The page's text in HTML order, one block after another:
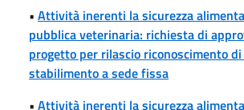
• Attività inerenti la sicurezza
pubblica veterinaria: richiesta di
progetto per rilascio riconoscimento
stabilimento a sede fissa
• Attività inerenti la sicurezza